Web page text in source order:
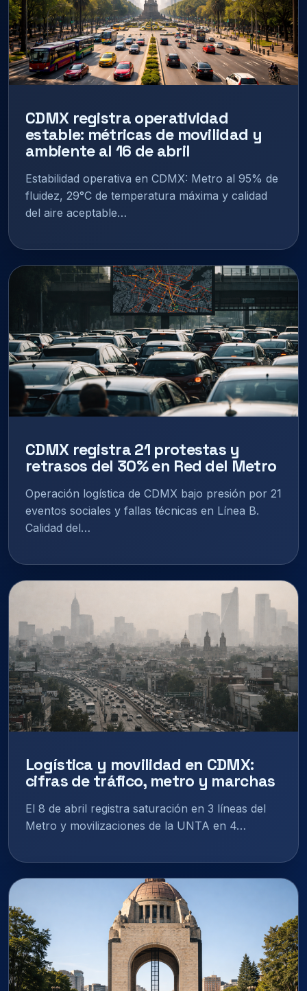
CDMX registra operatividad
estable: métricas de movilidad y
ambiente al 16 de abril
Estabilidad operativa en CDMX: Metro al 95% de
fluidez, 29°C de temperatura máxima y calidad
del aire aceptable…
CDMX registra 21 protestas y
retrasos del 30% en Red del Metro
Operación logística de CDMX bajo presión por 21
eventos sociales y fallas técnicas en Línea B.
Calidad del…
Logística y movilidad en CDMX:
cifras de tráfico, metro y marchas
El 8 de abril registra saturación en 3 líneas del
Metro y movilizaciones de la UNTA en 4…